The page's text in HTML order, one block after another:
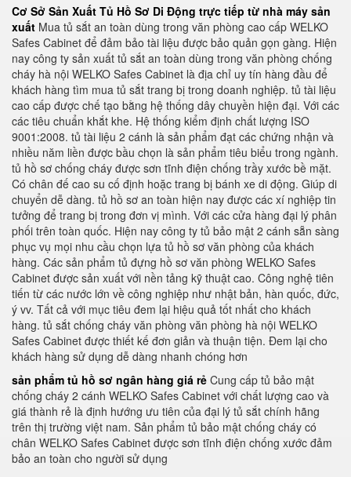
Cơ Sở Sản Xuất Tủ Hồ Sơ Di Động trực tiếp từ nhà máy sản
xuất Mua tủ sắt an toàn dùng trong văn phòng cao cấp WELKO
Safes Cabinet để đảm bảo tài liệu được bảo quản gọn gàng. Hiện
nay công ty sản xuất tủ sắt an toàn dùng trong văn phòng chống
cháy hà nội WELKO Safes Cabinet là địa chỉ uy tín hàng đầu để
khách hàng tìm mua tủ sắt trang bị trong doanh nghiệp. tủ tài liệu
cao cấp được chế tạo bằng hệ thống dây chuyền hiện đại. Với các
các tiêu chuẩn khắt khe. Hệ thống kiểm định chất lượng ISO
9001:2008. tủ tài liệu 2 cánh là sản phẩm đạt các chứng nhận và
nhiều năm liền được bầu chọn là sản phẩm tiêu biểu trong ngành.
tủ hồ sơ chống cháy được sơn tĩnh điện chống trầy xước bề mặt.
Có chân đế cao su cố định hoặc trang bị bánh xe di động. Giúp di
chuyển dễ dàng. tủ hồ sơ an toàn hiện nay được các xí nghiệp tin
tưởng để trang bị trong đơn vị mình. Với các cửa hàng đại lý phân
phối trên toàn quốc. Hiện nay công ty tủ bảo mật 2 cánh sẵn sàng
phục vụ mọi nhu cầu chọn lựa tủ hồ sơ văn phòng của khách
hàng. Các sản phẩm tủ đựng hồ sơ văn phòng WELKO Safes
Cabinet được sản xuất với nền tảng kỹ thuật cao. Công nghệ tiên
tiến từ các nước lớn về công nghiệp như nhật bản, hàn quốc, đức,
ý vv. Tất cả với mục tiêu đem lại hiệu quả tốt nhất cho khách
hàng. tủ sắt chống cháy văn phòng văn phòng hà nội WELKO
Safes Cabinet được thiết kế đơn giản và thuận tiện. Đem lại cho
khách hàng sử dụng dễ dàng nhanh chóng hơn
sản phẩm tủ hồ sơ ngân hàng giá rẻ Cung cấp tủ bảo mật
chống cháy 2 cánh WELKO Safes Cabinet với chất lượng cao và
giá thành rẻ là định hướng ưu tiên của đại lý tủ sắt chính hãng
trên thị trường việt nam. Sản phẩm tủ bảo mật chống cháy có
chân WELKO Safes Cabinet được sơn tĩnh điện chống xước đảm
bảo an toàn cho người sử dụng